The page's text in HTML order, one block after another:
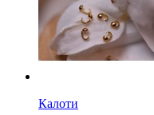
Калоти